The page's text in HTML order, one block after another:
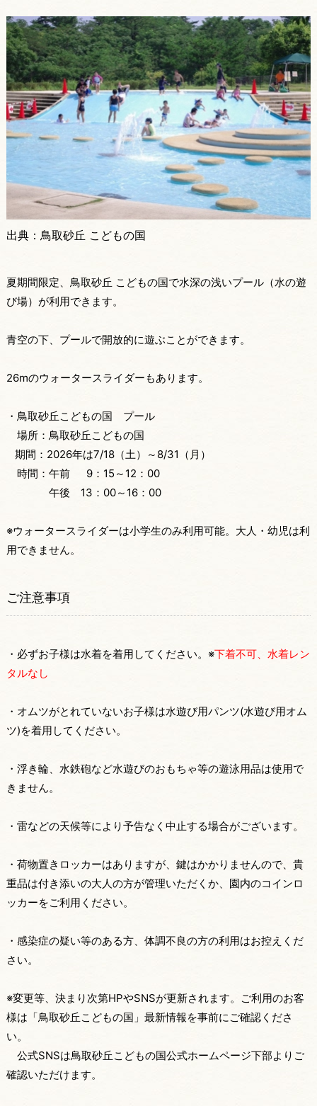
出典：鳥取砂丘 こどもの国
夏期間限定、鳥取砂丘 こどもの国で水深の浅いプール（水の遊
び場）が利用できます。
青空の下、プールで開放的に遊ぶことができます。
26mのウォータースライダーもあります。
・鳥取砂丘こどもの国 プール
場所：鳥取砂丘こどもの国
期間：2026年は7/18（土）～8/31（月）
時間：午前 9：15～12：00
午後 13：00～16：00
※ウォータースライダーは小学生のみ利用可能。大人・幼児は利
用できません。
ご注意事項
・必ずお子様は水着を着用してください。※下着不可、水着レン
タルなし
・オムツがとれていないお子様は水遊び用パンツ(水遊び用オム
ツ)を着用してください。
・浮き輪、水鉄砲など水遊びのおもちゃ等の遊泳用品は使用で
きません。
・雷などの天候等により予告なく中止する場合がございます。
・荷物置きロッカーはありますが、鍵はかかりませんので、貴
重品は付き添いの大人の方が管理いただくか、園内のコインロ
ッカーをご利用ください。
・感染症の疑い等のある方、体調不良の方の利用はお控えくだ
さい。
※変更等、決まり次第HPやSNSが更新されます。ご利用のお客
様は「鳥取砂丘こどもの国」最新情報を事前にご確認くださ
い。
公式SNSは鳥取砂丘こどもの国公式ホームページ下部よりご
確認いただけます。